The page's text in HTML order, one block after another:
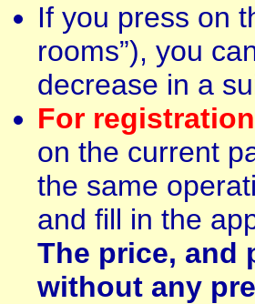
If you press on
rooms”), you
decrease in a
For
on the current
the same
and fill in the
The price, and
without any